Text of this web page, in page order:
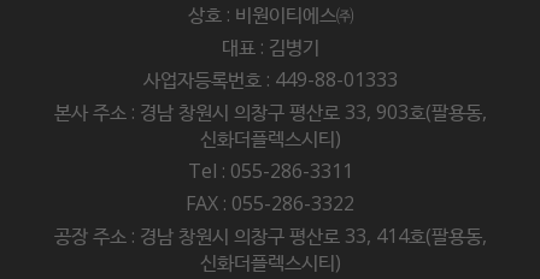
상호 : 비원이티에스㈜
대표 : 김병기
사업자등록번호 : 449-88-01333
본사 주소 : 경남 창원시 의창구 평산로 33, 903호(팔용동,
신화더플렉스시티)
Tel : 055-286-3311
FAX : 055-286-3322
공장 주소 : 경남 창원시 의창구 평산로 33, 414호(팔용동,
신화더플렉스시티)